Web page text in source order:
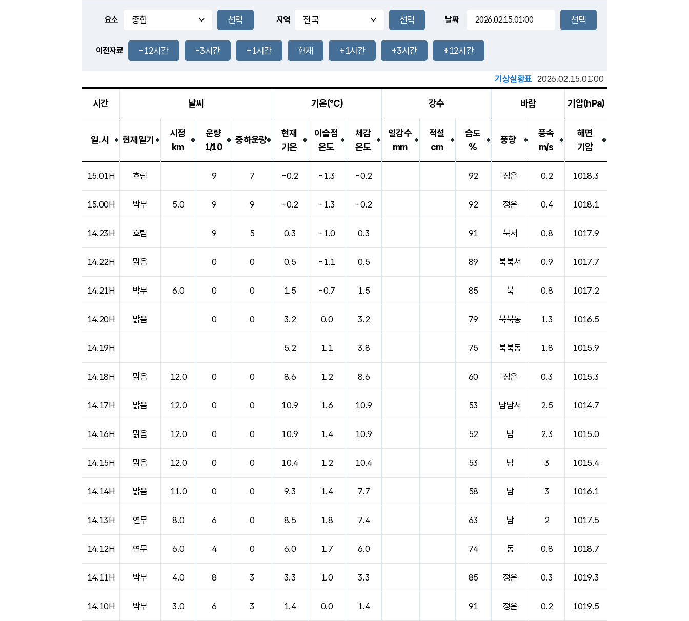
풍도
0.9m/s -mm
-mm
장호원
35.2
℃
-
35.4℃
1.9m/s
-mm
-mm
요소 지역 날짜
이전자료 -12시간 -3시간 -1시간 현재 +1시간 +3시간 +12시간
기상실황표 2026.02.15.01:00
시간 날씨 기온(℃) 강수 바람 기압(hPa)
일.시 현재일기
시정
km
운량
1/10
중하운량
현재
기온
이슬점
온도
체감
온도
일강수
mm
적설
cm
습도
%
풍향
풍속
m/s
해면
기압
15.01H 흐림 9 7 -0.2 -1.3 -0.2 92 정온 0.2 1018.3
15.00H 박무 5.0 9 9 -0.2 -1.3 -0.2 92 정온 0.4 1018.1
14.23H 흐림 9 5 0.3 -1.0 0.3 91 북서 0.8 1017.9
14.22H 맑음 0 0 0.5 -1.1 0.5 89 북북서 0.9 1017.7
14.21H 박무 6.0 0 0 1.5 -0.7 1.5 85 북 0.8 1017.2
14.20H 맑음 0 0 3.2 0.0 3.2 79 북북동 1.3 1016.5
14.19H 5.2 1.1 3.8 75 북북동 1.8 1015.9
14.18H 맑음 12.0 0 0 8.6 1.2 8.6 60 정온 0.3 1015.3
14.17H 맑음 12.0 0 0 10.9 1.6 10.9 53 남남서 2.5 1014.7
14.16H 맑음 12.0 0 0 10.9 1.4 10.9 52 남 2.3 1015.0
14.15H 맑음 12.0 0 0 10.4 1.2 10.4 53 남 3 1015.4
14.14H 맑음 11.0 0 0 9.3 1.4 7.7 58 남 3 1016.1
14.13H 연무 8.0 6 0 8.5 1.8 7.4 63 남 2 1017.5
14.12H 연무 6.0 4 0 6.0 1.7 6.0 74 동 0.8 1018.7
14.11H 박무 4.0 8 3 3.3 1.0 3.3 85 정온 0.3 1019.3
14.10H 박무 3.0 6 3 1.4 0.0 1.4 91 정온 0.2 1019.5